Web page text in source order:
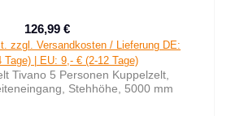
Verkaufspreis:
126,99 €
zzgl. Versandkosten / Lieferung DE:
Tage) | EU: 9,- € (2-12 Tage)
Tivano 5 Personen Kuppelzelt,
Stehhöhe, 5000 mm